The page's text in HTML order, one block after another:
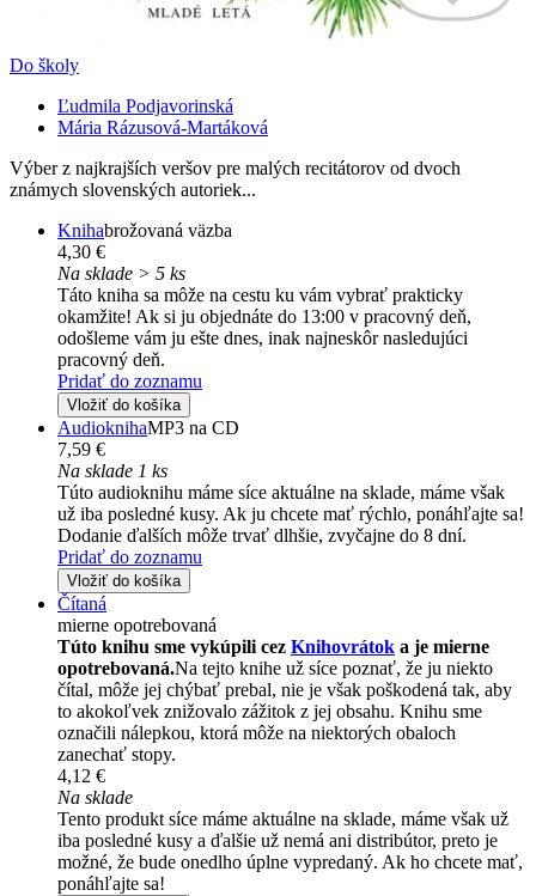
Do školy
Ľudmila Podjavorinská
Mária Rázusová-Martáková
Výber z najkrajších veršov pre malých recitátorov od dvoch
známych slovenských autoriek...
Knihabrožovaná väzba
4,30 €
Na sklade > 5 ks
Táto kniha sa môže na cestu ku vám vybrať prakticky
okamžite! Ak si ju objednáte do 13:00 v pracovný deň,
odošleme vám ju ešte dnes, inak najneskôr nasledujúci
pracovný deň.
Pridať do zoznamu
Vložiť do košíka
AudioknihaMP3 na CD
7,59 €
Na sklade 1 ks
Túto audioknihu máme síce aktuálne na sklade, máme však
už iba posledné kusy. Ak ju chcete mať rýchlo, ponáhľajte sa!
Dodanie ďalších môže trvať dlhšie, zvyčajne do 8 dní.
Pridať do zoznamu
Vložiť do košíka
Čítaná
mierne opotrebovaná
Túto knihu sme vykúpili cez Knihovrátok a je mierne
opotrebovaná.Na tejto knihe už síce poznať, že ju niekto
čítal, môže jej chýbať prebal, nie je však poškodená tak, aby
to akokoľvek znižovalo zážitok z jej obsahu. Knihu sme
označili nálepkou, ktorá môže na niektorých obaloch
zanechať stopy.
4,12 €
Na sklade
Tento produkt síce máme aktuálne na sklade, máme však už
iba posledné kusy a ďalšie už nemá ani distribútor, preto je
možné, že bude onedlho úplne vypredaný. Ak ho chcete mať,
ponáhľajte sa!